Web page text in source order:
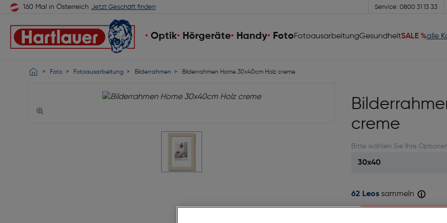
160 Mal in Österreich Jetzt Geschäft finden Service: 0800 31 13 33
Optik Hörgeräte Handy FotoFotoausarbeitungGesundheitSALE %alle
Foto Fotoausarbeitung Bilderrahmen Bilderrahmen Home 30x40cm Holz creme
creme
Bitte wählen Sie Ihre
62 Leos sammeln